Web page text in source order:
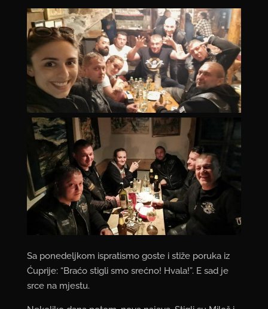
Sa ponedeljkom ispratismo goste i stiže poruka iz
Ćuprije: “Braćo stigli smo srećno! Hvala!”. E sad je
srce na mjestu.